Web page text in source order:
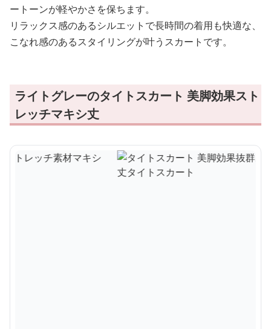
ートーンが軽やかさを保ちます。
リラックス感のあるシルエットで長時間の着用も快適な、
こなれ感のあるスタイリングが叶うスカートです。
ライトグレーのタイトスカート 美脚効果スト
レッチマキシ丈